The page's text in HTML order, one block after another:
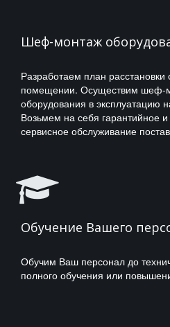
Обучение до
Шеф-монтаж
Разработаем план
помещении. Осуществим шеф-
оборудования в эксплуатацию
Возьмем на себя гарантийное
сервисное обслуживание
Обучение Вашего
Обучим Ваш персонал до
полного обучения или